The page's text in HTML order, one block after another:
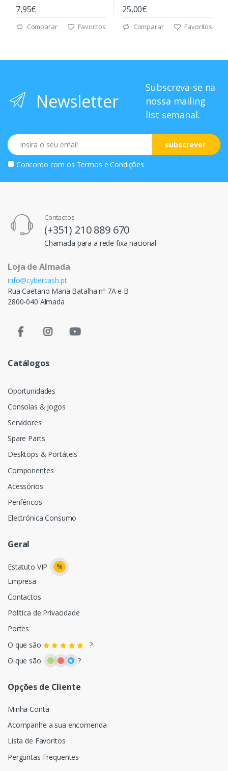
7,95€
Comparar Favoritos
25,00€
Comparar Favoritos
Newsletter
Subscreva-se na
nossa mailing
list semanal.
Email
subscrever
Concordo com os Termos e Condições
Contactos
(+351) 210 889 670
Chamada para a rede fixa nacional
Loja de Almada
info@cybercash.pt
Rua Caetano Maria Batalha nº 7A e B
2800-040 Almada
Catálogos
Oportunidades
Consolas & Jogos
Servidores
Spare Parts
Desktops & Portáteis
Componentes
Acessórios
Periféricos
Electrónica Consumo
Geral
Estatuto VIP
%
Empresa
Contactos
Política de Privacidade
Portes
O que são
?
O que são
?
Opções de Cliente
Minha Conta
Acompanhe a sua encomenda
Lista de Favoritos
Perguntas Frequentes